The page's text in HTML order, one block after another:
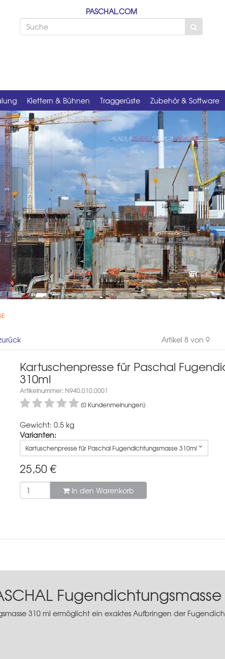
PASCHAL.COM
Klettern & Bühnen Traggerüste Zubehör & Software
Artikel 8 von 9
Kartuschenpresse für Paschal
310ml
Artikelnummer: N940.010.0001
(0 Kundenmeinungen)
Gewicht: 0.5 kg
Varianten:
Kartuschenpresse für Paschal Fugendichtungsmasse 310ml
25,50 €
In den Warenkorb
310 ml ermöglicht ein exaktes Aufbringen der